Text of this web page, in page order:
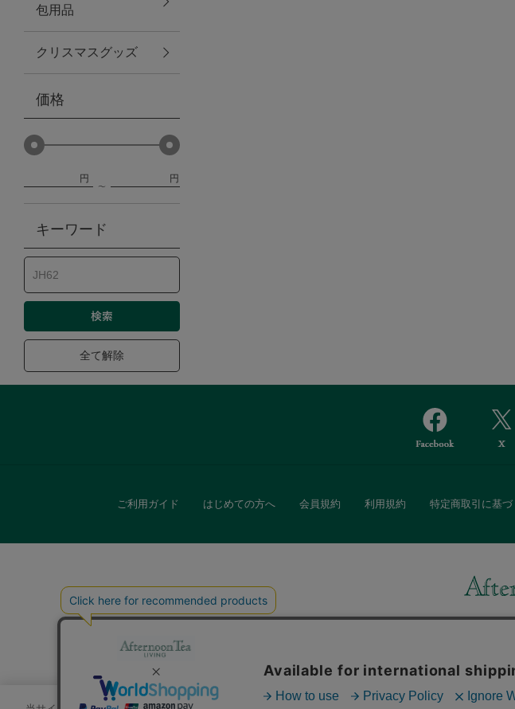
防災グッズ・非常食
トレーニング
ヴィンテージ
包用品
クリスマスグッズ
価格
円 円
キーワード
全て解除
ご利用ガイド はじめての方へ 会員規約 利用規約 特定商取引に基づ
また、ギフトセットなどギフト
「ソーシャルギフト